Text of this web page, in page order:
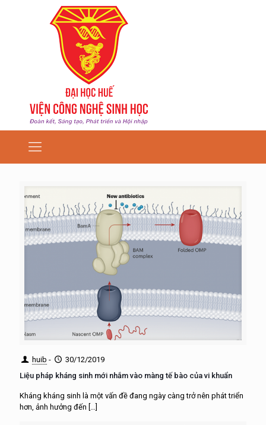
huib -
30/12/2019
Liệu pháp kháng sinh mới nhắm vào màng tế bào của vi khuẩn
Kháng kháng sinh là một vấn đề đang ngày càng trở nên phát triển
hơn, ảnh hưởng đến […]